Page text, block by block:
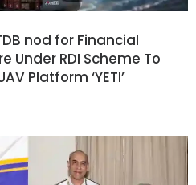
nod for Financial
Under RDI Scheme To
Platform ‘YETI’